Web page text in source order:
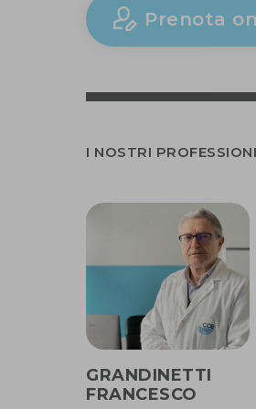
Prenota
I NOSTRI
GRANDINETTI
FRANCESCO